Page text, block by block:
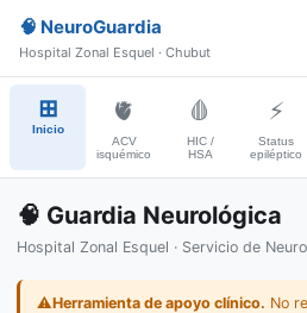
🧠 NeuroGuardia
Hospital Zonal Esquel · Chubut
⊞
Inicio
🫀
ACV
isquémico
🩸
HIC /
HSA
⚡
Status
epiléptico
🧠 Guardia Neurológica
Hospital Zonal Esquel · Servicio de
⚠️Herramienta de apoyo clínico. No